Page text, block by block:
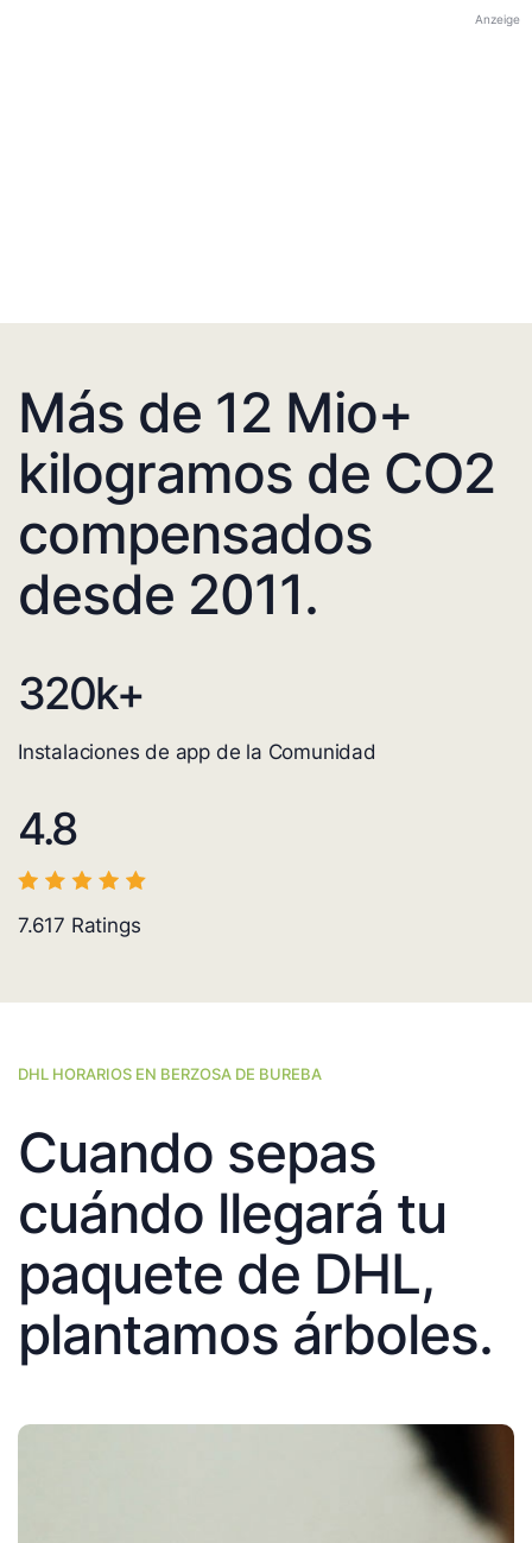
Anzeige
Más de 12 Mio+
kilogramos de CO2
compensados
desde 2011.
320k+
Instalaciones de app de la Comunidad
4.8
7.617 Ratings
DHL HORARIOS EN BERZOSA DE BUREBA
Cuando sepas
cuándo llegará tu
paquete de DHL,
plantamos árboles.